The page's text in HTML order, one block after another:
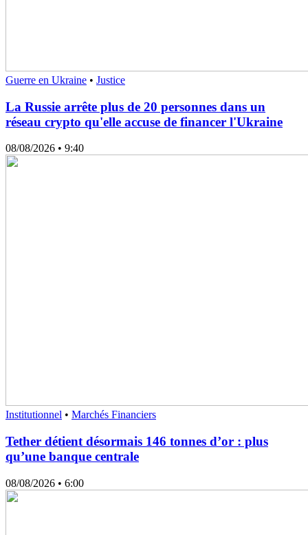
Guerre en Ukraine • Justice
La Russie arrête plus de 20 personnes dans un
réseau crypto qu'elle accuse de financer l'Ukraine
08/08/2026 • 9:40
Institutionnel • Marchés Financiers
Tether détient désormais 146 tonnes d’or : plus
qu’une banque centrale
08/08/2026 • 6:00